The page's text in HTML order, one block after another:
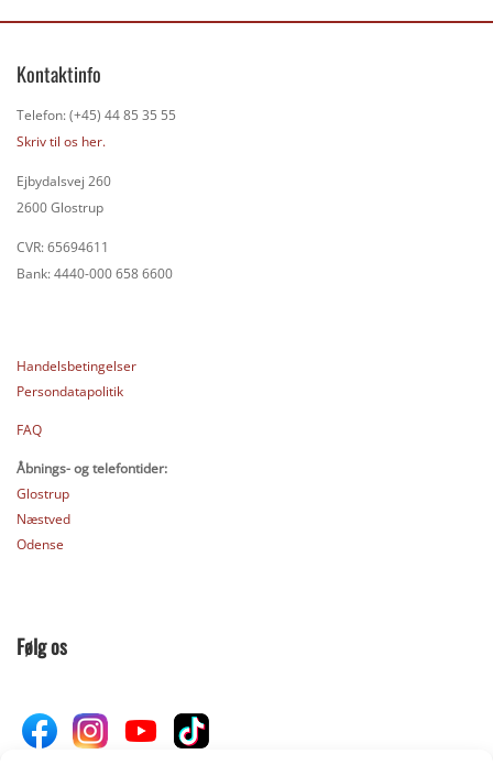
Kontaktinfo
Telefon: (+45) 44 85 35 55
Skriv til os her.
Ejbydalsvej 260
2600 Glostrup
CVR: 65694611
Bank: 4440-000 658 6600
Handelsbetingelser
Persondatapolitik
FAQ
Åbnings- og telefontider:
Glostrup
Næstved
Odense
Følg os